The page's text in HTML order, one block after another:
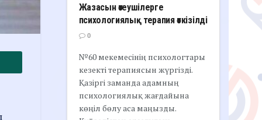
Жазасын өтеушілерге
психологиялық терапия өткізілді
0
№60 мекемесінің психологтары
кезекті терапиясын жүргізді.
Қазіргі заманда адамның
психологиялық жағдайына
көңіл бөлу аса маңызды.